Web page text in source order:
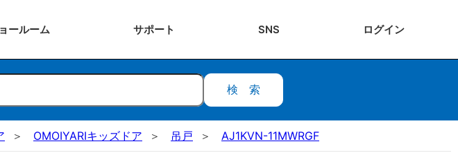
ールーム サポート SNS ログイン
検索
OMOIYARIキッズドア 吊戸 AJ1KVN-11MWRGF